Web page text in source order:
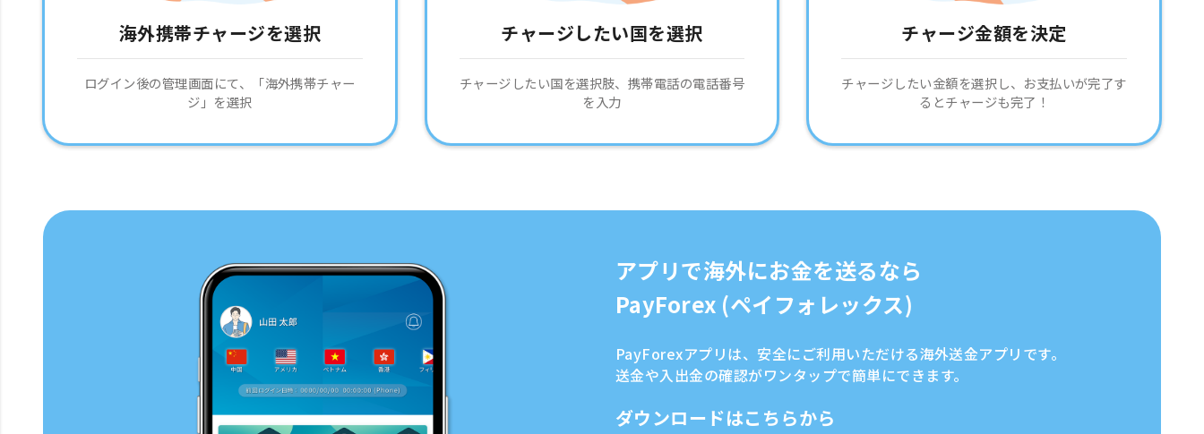
海外携帯チャージを選択
ログイン後の管理画面にて、「海外携帯チャー
ジ」を選択
チャージしたい国を選択
チャージしたい国を選択肢、携帯電話の電話番号
を入力
チャージ金額を決定
チャージしたい金額を選択し、お支払いが完了す
るとチャージも完了！
アプリで海外にお金を送るなら
PayForex (ペイフォレックス)
PayForexアプリは、安全にご利用いただける海外送金アプリです。
送金や入出金の確認がワンタップで簡単にできます。
ダウンロードはこちらから